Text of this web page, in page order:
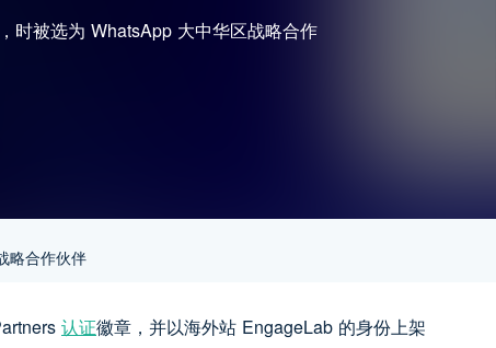
时被选为 WhatsApp 大中华区战略合作
略合作伙伴
认证徽章，并以海外站 EngageLab 的身份上架